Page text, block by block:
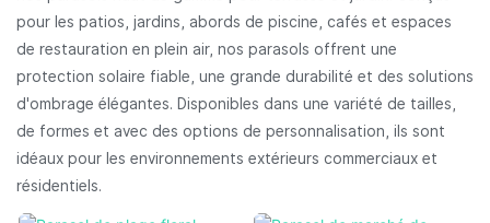
pour les patios, jardins, abords de piscine, cafés et espaces
de restauration en plein air, nos parasols offrent une
protection solaire fiable, une grande durabilité et des solutions
d'ombrage élégantes. Disponibles dans une variété de tailles,
de formes et avec des options de personnalisation, ils sont
idéaux pour les environnements extérieurs commerciaux et
résidentiels.